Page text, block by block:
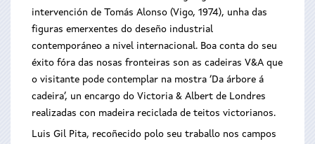
intervención de Tomás Alonso (Vigo, 1974), unha das
figuras emerxentes do deseño industrial
contemporáneo a nivel internacional. Boa conta do seu
éxito fóra das nosas fronteiras son as cadeiras V&A que
o visitante pode contemplar na mostra ‘Da árbore á
cadeira’, un encargo do Victoria & Albert de Londres
realizadas con madeira reciclada de teitos victorianos.
Luis Gil Pita, recoñecido polo seu traballo nos campos